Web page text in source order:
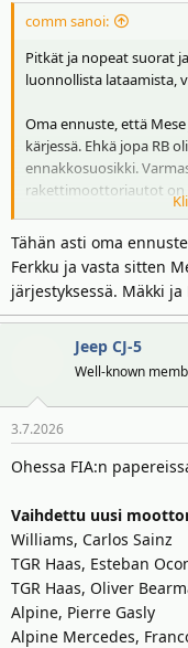
comm sanoi:
Pitkät ja nopeat suorat
luonnollista lataamista,
Oma ennuste, että
kärjessä. Ehkä jopa RB
ennakkosuosikki.
rakettimoottoriautot on
Ferkulla tuskin sitäkään
ennustekin meni täysin
Uusia liveryitä on täällä.
silmään, susiruma
Tähän asti oma
Ferkku ja vasta sitten
järjestyksessä. Mäkki ja
Jeep CJ-5
Well-known
3.7.2026
Ohessa FIA:n
Vaihdettu uusi
Williams, Carlos Sainz
TGR Haas, Esteban
TGR Haas, Oliver
Alpine, Pierre Gasly
Alpine Mercedes,